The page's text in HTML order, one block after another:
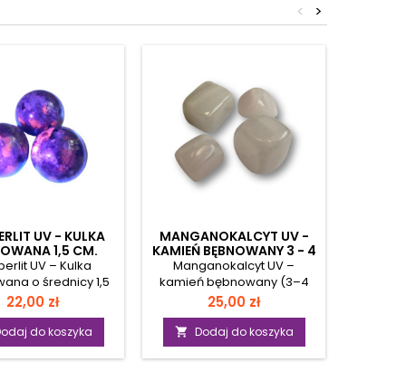
>
<
UV - KULKA
1,5 CM.
UV – Kulka
o średnicy 1,5
kamień, który
w ciemności
to wyjątkowy
pochodzący z
Wielkich Jezior w
Cena
22,00 zł
do koszyka
MANGANOKALCYT UV -
KAMIEŃ BĘBNOWANY 3 - 4
CM.
Manganokalcyt UV –
kamień bębnowany (3–4
cm) Manganokalcyt UV to
różowa odmiana kalcytu z
domieszką manganu, która
pod wpływem światła
ultrafioletowego zachwyca
Cena
25,00 zł
 Dodaj do koszyka